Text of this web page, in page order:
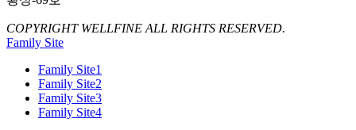
COPYRIGHT WELLFINE ALL RIGHTS RESERVED.
Family Site
Family Site1
Family Site2
Family Site3
Family Site4